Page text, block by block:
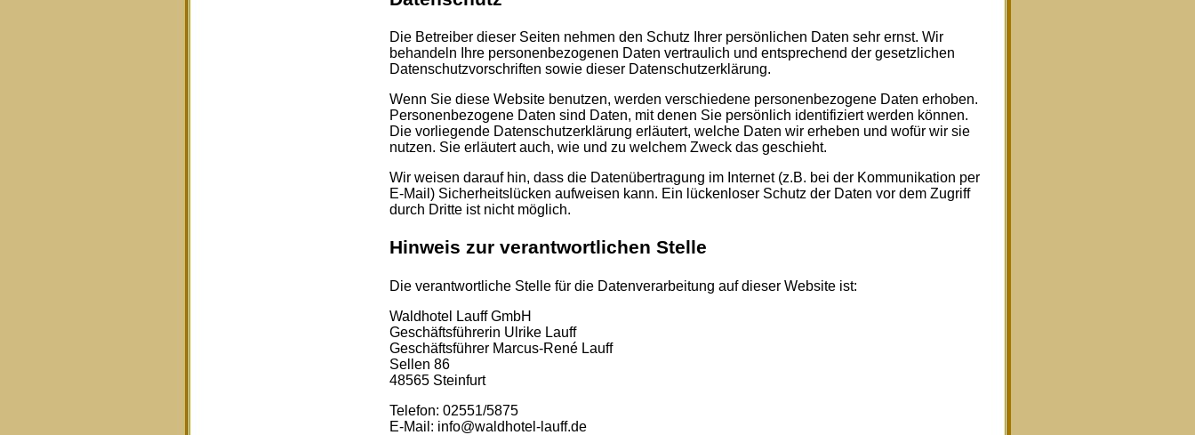
Die Betreiber dieser Seiten nehmen den Schutz Ihrer persönlichen Daten sehr ernst. Wir
behandeln Ihre personenbezogenen Daten vertraulich und entsprechend der gesetzlichen
Datenschutzvorschriften sowie dieser Datenschutzerklärung.
Wenn Sie diese Website benutzen, werden verschiedene personenbezogene Daten erhoben.
Personenbezogene Daten sind Daten, mit denen Sie persönlich identifiziert werden können.
Die vorliegende Datenschutzerklärung erläutert, welche Daten wir erheben und wofür wir sie
nutzen. Sie erläutert auch, wie und zu welchem Zweck das geschieht.
Wir weisen darauf hin, dass die Datenübertragung im Internet (z.B. bei der Kommunikation per
E-Mail) Sicherheitslücken aufweisen kann. Ein lückenloser Schutz der Daten vor dem Zugriff
durch Dritte ist nicht möglich.
Hinweis zur verantwortlichen Stelle
Die verantwortliche Stelle für die Datenverarbeitung auf dieser Website ist:
Waldhotel Lauff GmbH
Geschäftsführerin Ulrike Lauff
Geschäftsführer Marcus-René Lauff
Sellen 86
48565 Steinfurt
Telefon: 02551/5875
E-Mail: info@waldhotel-lauff.de